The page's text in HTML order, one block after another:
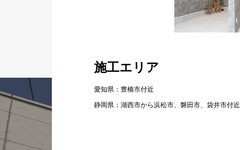
施工エリア
愛知県：豊橋市付近
静岡県：湖⻄市から浜松市、磐⽥市、袋井市付近